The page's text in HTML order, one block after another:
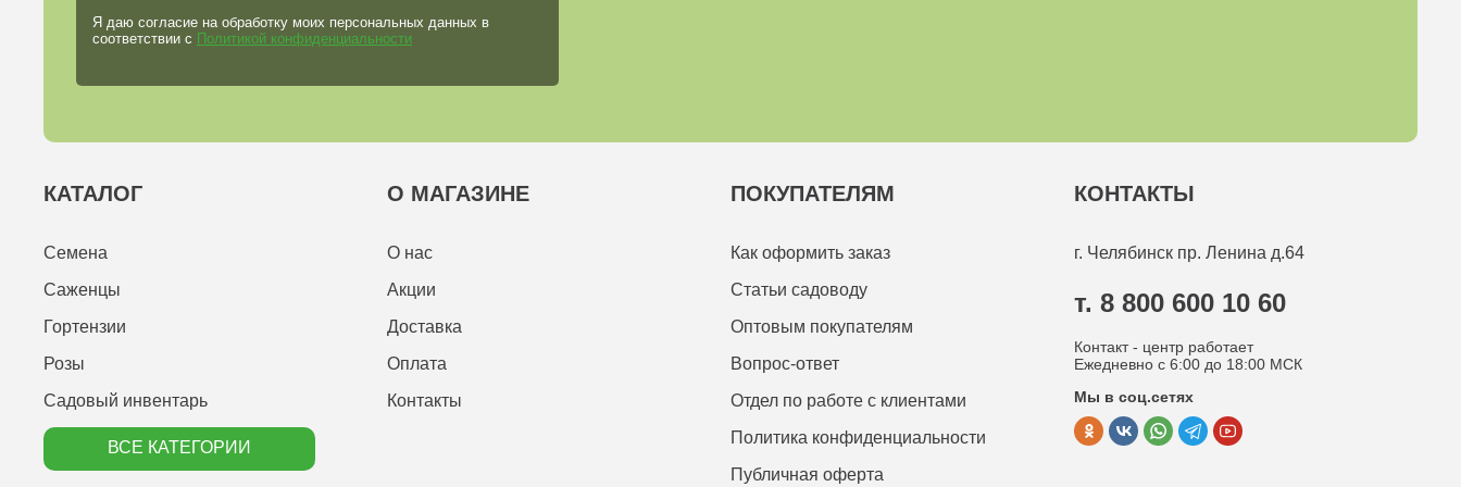
Я даю согласие на обработку моих персональных данных в
соответствии с Политикой конфиденциальности
КАТАЛОГ
Семена
Саженцы
Гортензии
Розы
Садовый инвентарь
ВСЕ КАТЕГОРИИ
О МАГАЗИНЕ
О нас
Акции
Доставка
Оплата
Контакты
ПОКУПАТЕЛЯМ
Как оформить заказ
Статьи садоводу
Оптовым покупателям
Вопрос-ответ
Отдел по работе с клиентами
Политика конфиденциальности
Публичная оферта
КОНТАКТЫ
г. Челябинск пр. Ленина д.64
т. 8 800 600 10 60
Контакт - центр работает
Ежедневно с 6:00 до 18:00 МСК
Мы в соц.сетях